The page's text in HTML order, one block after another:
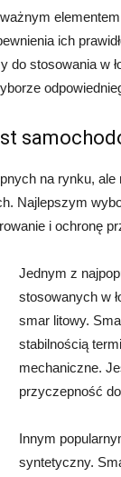
ich
do stosowania w
na rynku,
Najlepszym
i ochronę
Jednym z
stosowanych w
smar litowy.
stabilnością
mechaniczne.
przyczepność
Innym
syntetyczny.